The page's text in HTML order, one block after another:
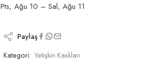
Pts, Ağu 10 – Sal, Ağu 11
Paylaş
Kategori: Yetişkin Kaskları